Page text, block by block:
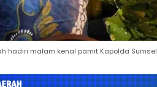
hadiri malam kenal pamit Kapolda Sumsel